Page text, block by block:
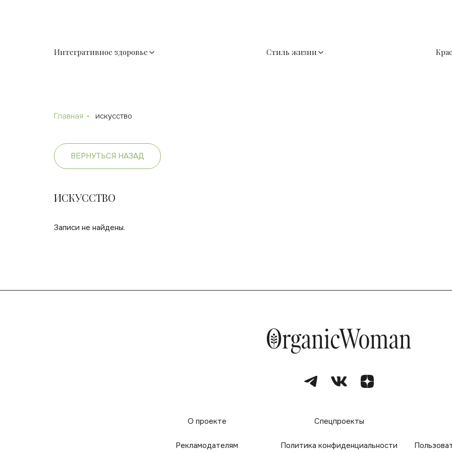
Интегративное здоровье Стиль жизни
Главная искусство
ВЕРНУТЬСЯ НАЗАД
ИСКУССТВО
Записи не найдены.
О проекте Спецпроекты
Рекламодателям Политика конфиденциальности